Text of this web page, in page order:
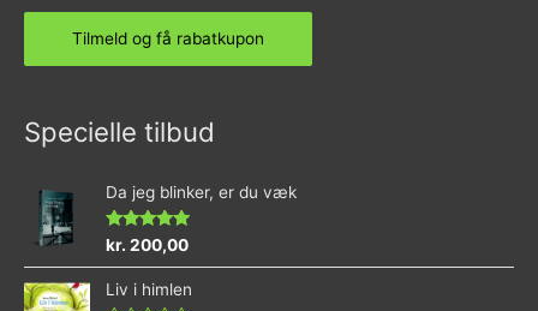
Specielle tilbud
Da jeg blinker, er du væk
Vurderet
ud af 5
kr. 200,00
Liv i himlen